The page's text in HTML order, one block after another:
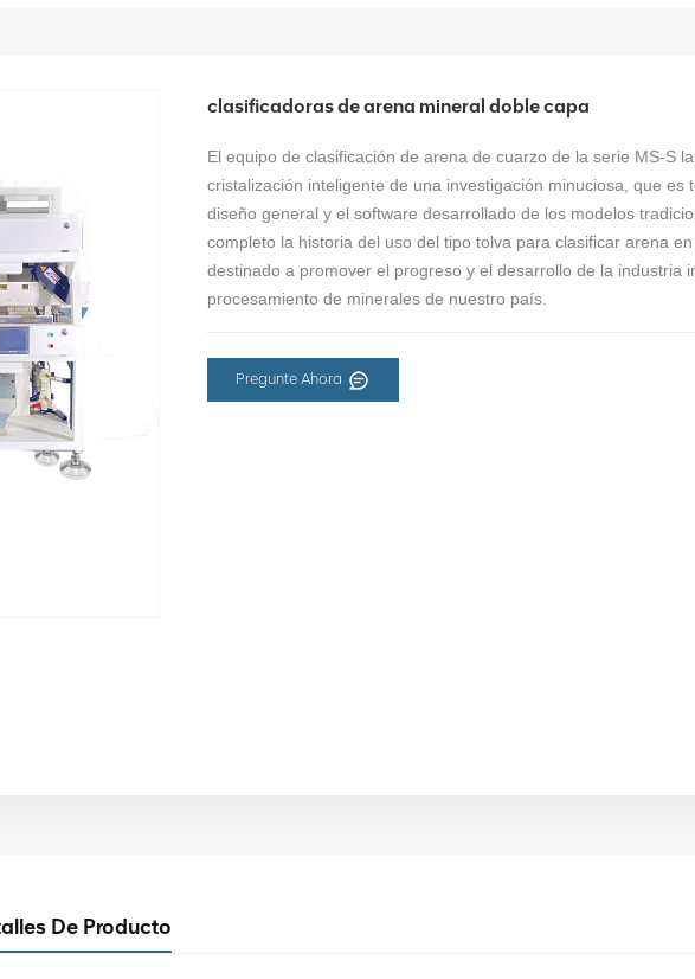
clasificadoras de arena mineral doble capa
El equipo de clasificación de arena de cuarzo de la serie MS-S
cristalización inteligente de una investigación minuciosa, que es
diseño general y el software desarrollado de los modelos
completo la historia del uso del tipo tolva para clasificar arena
destinado a promover el progreso y el desarrollo de la industria
procesamiento de minerales de nuestro país.
Pregunte Ahora
De Producto